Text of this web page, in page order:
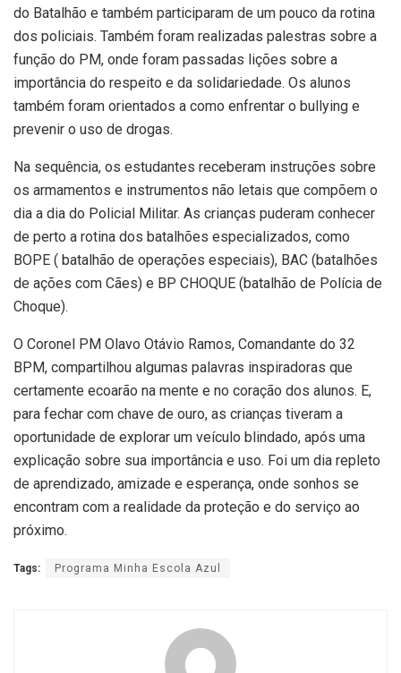
do Batalhão e também participaram de um pouco da rotina
dos policiais. Também foram realizadas palestras sobre a
função do PM, onde foram passadas lições sobre a
importância do respeito e da solidariedade. Os alunos
também foram orientados a como enfrentar o bullying e
prevenir o uso de drogas.
Na sequência, os estudantes receberam instruções sobre
os armamentos e instrumentos não letais que compõem o
dia a dia do Policial Militar. As crianças puderam conhecer
de perto a rotina dos batalhões especializados, como
BOPE ( batalhão de operações especiais), BAC (batalhões
de ações com Cães) e BP CHOQUE (batalhão de Polícia de
Choque).
O Coronel PM Olavo Otávio Ramos, Comandante do 32
BPM, compartilhou algumas palavras inspiradoras que
certamente ecoarão na mente e no coração dos alunos. E,
para fechar com chave de ouro, as crianças tiveram a
oportunidade de explorar um veículo blindado, após uma
explicação sobre sua importância e uso. Foi um dia repleto
de aprendizado, amizade e esperança, onde sonhos se
encontram com a realidade da proteção e do serviço ao
próximo.
Tags: Programa Minha Escola Azul